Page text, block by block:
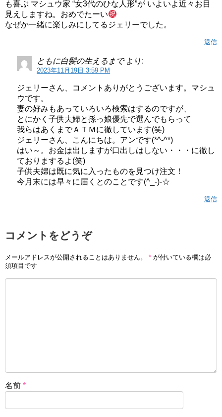
も喜ぶ マシュウ家 “女3代のひな人形”が いよいよ近々お目
見えしますね。おめでたーい
なぜか一緒に楽しみにしてるジェリーでした。
返信
ともに白髪の生えるまで より:
2023年11月19日 3:59 PM
ジェリーさん、コメントありがとうございます。マシュ
ウです。
妻の好みもあっていろいろ検索はするのですが、
とにかく子供夫婦と孫っ娘優先で選んでもらって
我らはあくまでＡＴＭに徹しています(笑)
ジェリーさん、こんにちは。アンです(*^-^*)
はい～。お金は出しますが口出しはしない・・・に徹し
ておりまするよ(笑)
子供夫婦は既に気に入ったものを見つけ注文！
今月末には早々に届くとのことです(^_-)-☆
返信
コメントをどうぞ
メールアドレスが公開されることはありません。 * が付いている欄は必
須項目です
名前 *